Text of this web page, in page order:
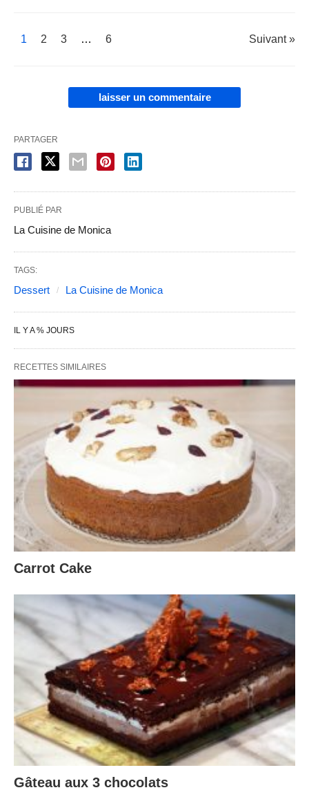
1 2 3 … 6 Suivant »
laisser un commentaire
PARTAGER
PUBLIÉ PAR
La Cuisine de Monica
TAGS:
Dessert La Cuisine de Monica
IL Y A % JOURS
RECETTES SIMILAIRES
Carrot Cake
Gâteau aux 3 chocolats